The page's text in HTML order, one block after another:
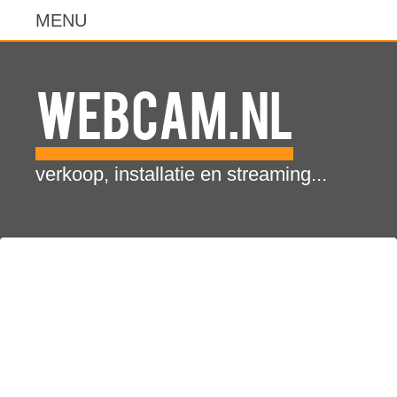
WebCam.NL
verkoop, installatie en streaming...